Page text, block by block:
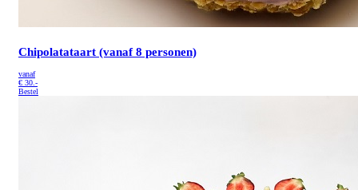
Chipolatataart (vanaf 8 personen)
vanaf
€ 30.-
Bestel